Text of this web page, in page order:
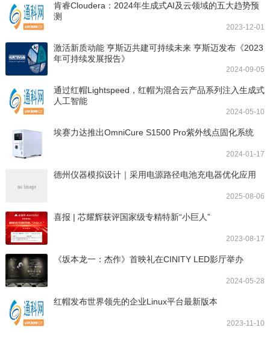
肯睿Cloudera：2024年生成式AI及云领域的五大趋势预
测
2023-12-01
激活新质动能 亨斯迈共建可持续未来 亨斯迈发布《2023
年可持续发展报告》
2024-09-05
通过红帽Lightspeed，红帽为混合云产品系列注入生成式
人工智能
2024-05-10
埃赛力达推出OmniCure S1500 Pro紫外线点固化系统
2024-01-17
德州仪器模拟设计｜采用电源路径电池充电器优化应用
2025-08-06
喜报 | 芯耀辉获评国家级专精特新“小巨人”
2023-08-17
《坂本龙一：杰作》首映礼在CINITY LED影厅举办
2024-05-28
红帽发布世界领先的企业Linux平台最新版本
2023-11-10